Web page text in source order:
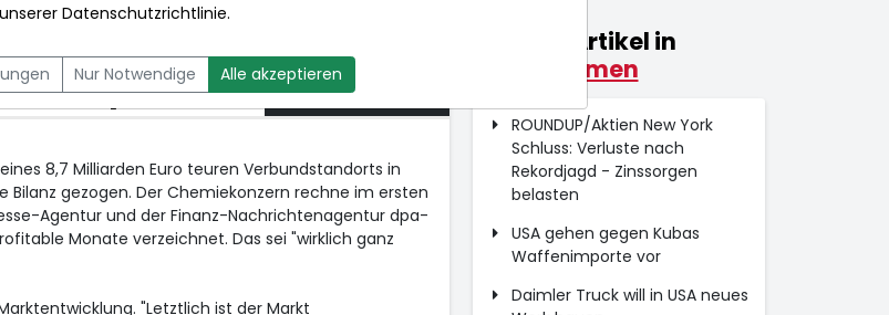
sparen
08.07.2026
um 08:35 Uhr
8,7 Milliarden Euro teuren Verbundstandorts in
Bilanz gezogen. Der Chemiekonzern rechne im ersten
Agentur und der Finanz-Nachrichtenagentur dpa-
Monate verzeichnet. Das sei "wirklich ganz
"Letztlich ist der Markt
Weitere Artikel in
Unternehmen
ROUNDUP/Aktien New York
Schluss: Verluste nach
Rekordjagd - Zinssorgen
belasten
USA gehen gegen Kubas
Waffenimporte vor
Daimler Truck will in USA neues
Datenschutzrichtlinie.
Nur Notwendige Alle akzeptieren